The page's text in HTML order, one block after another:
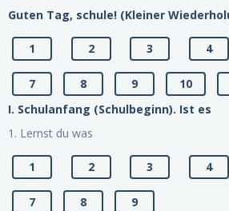
Guten Tag, schule! (Kleiner
1 2 3 4
7 8 9 10
I. Schulanfang (Schulbeginn). Ist es
1. Lernst du was
1 2 3 4
7 8
9